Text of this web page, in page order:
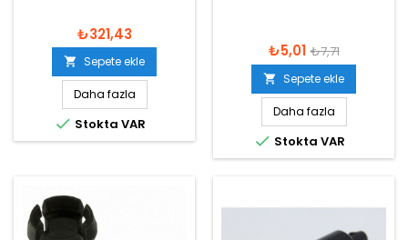
₺321,43
 Sepete ekle
Daha fazla
 Stokta VAR
₺5,01 ₺7,71
 Sepete ekle
Daha fazla
 Stokta VAR